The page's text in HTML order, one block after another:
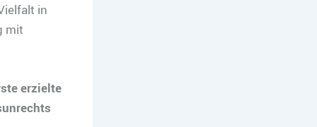
in
mit
erzielte